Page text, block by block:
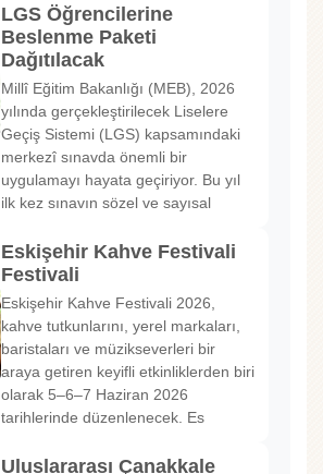
LGS Öğrencilerine
Beslenme Paketi
Dağıtılacak
Millî Eğitim Bakanlığı (MEB), 2026
yılında gerçekleştirilecek Liselere
Geçiş Sistemi (LGS) kapsamındaki
merkezî sınavda önemli bir
uygulamayı hayata geçiriyor. Bu yıl
ilk kez sınavın sözel ve sayısal
Eskişehir Kahve Festivali
Festivali
Eskişehir Kahve Festivali 2026,
kahve tutkunlarını, yerel markaları,
baristaları ve müzikseverleri bir
araya getiren keyifli etkinliklerden biri
olarak 5–6–7 Haziran 2026
tarihlerinde düzenlenecek. Es
Uluslararası Çanakkale